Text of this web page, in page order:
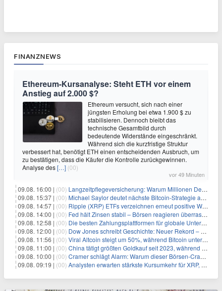
FINANZNEWS
Ethereum-Kursanalyse: Steht ETH vor einem
Anstieg auf 2.000 $?
Ethereum versucht, sich nach einer
jüngsten Erholung bei etwa 1.900 $ zu
stabilisieren. Dennoch bleibt das
technische Gesamtbild durch
bedeutende Widerstände eingeschränkt.
Während sich die kurzfristige Struktur
verbessert hat, benötigt ETH einen entscheidenden Ausbruch, um
zu bestätigen, dass die Käufer die Kontrolle zurückgewinnen.
Analyse des[…] (00)
vor 49 Minuten
09.08. 16:00 | (00) Langzeitpflegeversicherung: Warum Millionen Deutsche sie übersehen – und das teuer wird
09.08. 15:37 | (00) Michael Saylor deutet nächste Bitcoin-Strategie an: Analysten erwarten weiteren Verkauf
09.08. 14:57 | (00) Ripple (XRP) ETFs verzeichnen erneut positive Woche, doch neue Bedenken tauchen auf
09.08. 14:00 | (00) Fed hält Zinsen stabil – Börsen reagieren überraschend volatil
09.08. 12:58 | (00) Die besten Zahlungsplattformen für globale Unternehmen im Jahr 2026
09.08. 12:00 | (00) Dow Jones schreibt Geschichte: Neuer Rekord – und Amazon knackt die nächste Billionen-Marke
09.08. 11:56 | (00) Viral Altcoin steigt um 50%, während Bitcoin unter $65.000 fällt
09.08. 11:00 | (00) China tätigt größten Goldkauf seit 2023, während Goldpreis um 8% steigt
09.08. 10:00 | (00) Cramer schlägt Alarm: Warum dieser Börsen-Crash die beste Einstiegschance seit Monaten ist
09.08. 09:19 | (00) Analysten erwarten stärkste Kursumkehr für XRP, während Polymarket skeptisch bleibt